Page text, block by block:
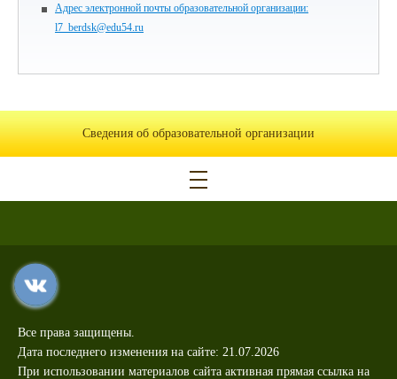
Адрес электронной почты образовательной организации:
l7_berdsk@edu54.ru
Сведения об образовательной организации
Все права защищены.
Дата последнего изменения на сайте: 21.07.2026
При использовании материалов сайта активная прямая ссылка на